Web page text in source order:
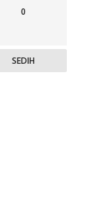
0
SEDIH